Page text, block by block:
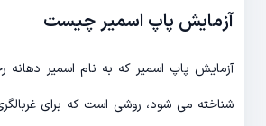
آزمایش پاپ اسمیر چیست
آزمایش پاپ اسمیر که به نام اسمیر
شناخته می شود، روشی است که برای